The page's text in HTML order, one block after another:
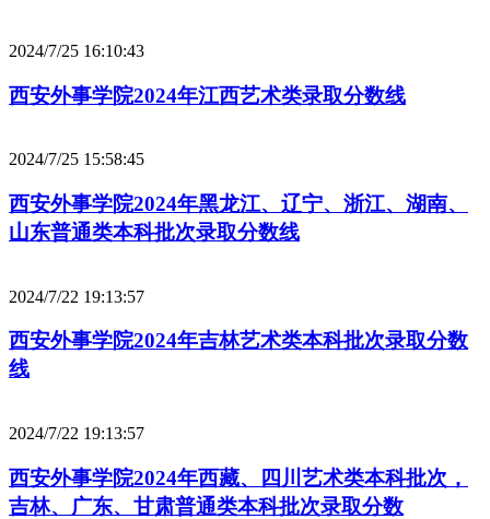
2024/7/25 16:10:43
西安外事学院2024年江西艺术类录取分数线
2024/7/25 15:58:45
西安外事学院2024年黑龙江、辽宁、浙江、湖南、
山东普通类本科批次录取分数线
2024/7/22 19:13:57
西安外事学院2024年吉林艺术类本科批次录取分数
线
2024/7/22 19:13:57
西安外事学院2024年西藏、四川艺术类本科批次，
吉林、广东、甘肃普通类本科批次录取分数